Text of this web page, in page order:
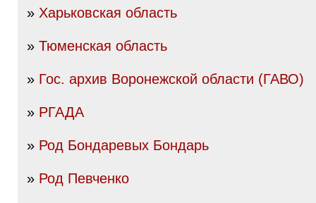
» Харьковская область
» Тюменская область
» Гос. архив Воронежской области (ГАВО)
» РГАДА
» Род Бондаревых Бондарь
» Род Певченко